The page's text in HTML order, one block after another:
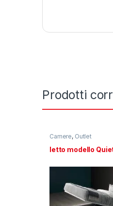
Prodotti
Camere, Outlet
letto modello